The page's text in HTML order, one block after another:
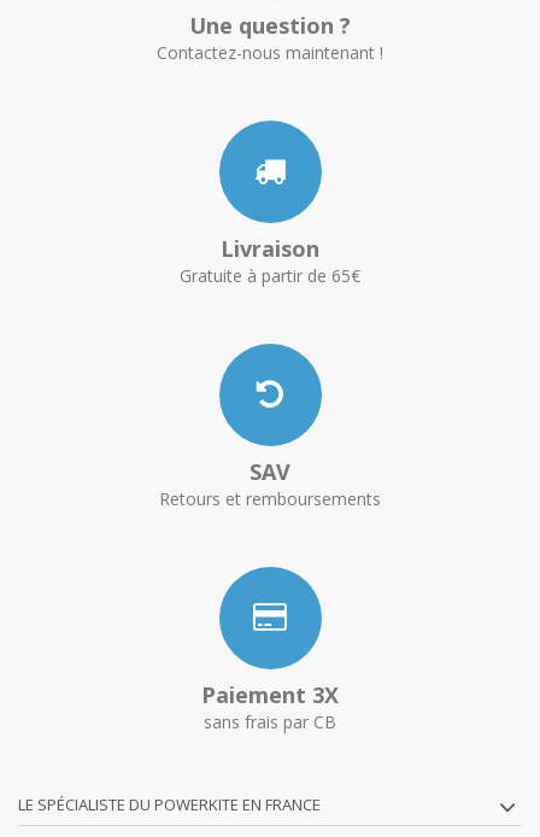
Une question ?
Contactez-nous maintenant !
Livraison
Gratuite à partir de 65€
SAV
Retours et remboursements
Paiement 3X
sans frais par CB
LE SPÉCIALISTE DU POWERKITE EN FRANCE